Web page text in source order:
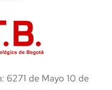
6271 de Mayo 10 de